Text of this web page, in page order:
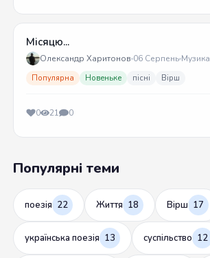
Місяцю...
Олександр Харитонов 06 Серпень Музика
Популярна Новеньке пісні Вірш
0 21 0
Популярні теми
поезія 22 Життя 18 Вірш 17
українська поезія 13 суспільство 12